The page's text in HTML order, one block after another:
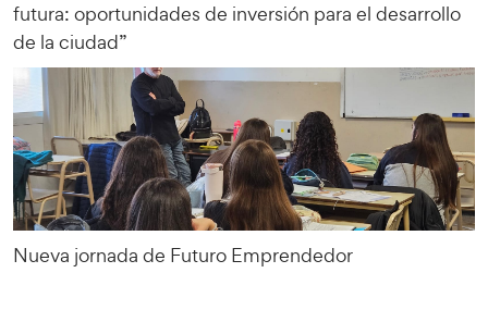
futura: oportunidades de inversión para el desarrollo
de la ciudad”
Nueva jornada de Futuro Emprendedor